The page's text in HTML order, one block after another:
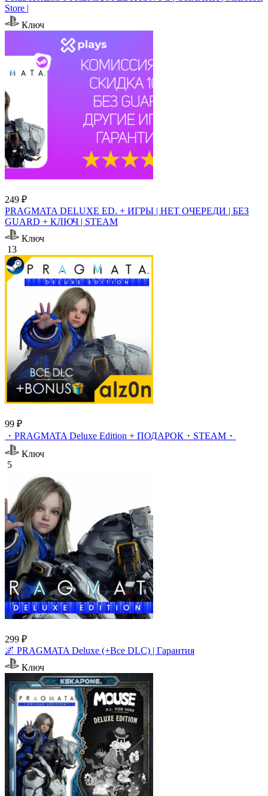
Store |
Ключ
249 ₽
PRAGMATA DELUXE ED. + ИГРЫ | НЕТ ОЧЕРЕДИ | БЕЗ
GUARD + КЛЮЧ | STEAM
Ключ
13
99 ₽
・PRAGMATA Deluxe Edition + ПОДАРОК・STEAM・
Ключ
5
299 ₽
🌌 PRAGMATA Deluxe (+Все DLC) | Гарантия
Ключ